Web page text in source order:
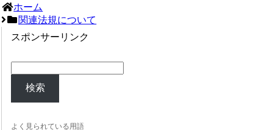
ホーム
関連法規について
スポンサーリンク
検索
よく見られている用語